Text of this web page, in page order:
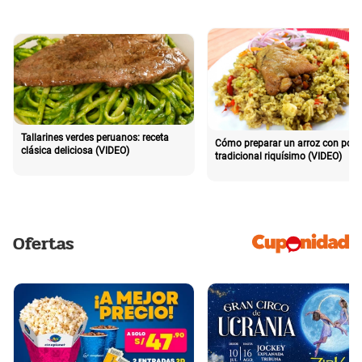
Tallarines verdes peruanos: receta
clásica deliciosa (VIDEO)
Cómo preparar un arroz con pollo
tradicional riquísimo (VIDEO)
Ofertas